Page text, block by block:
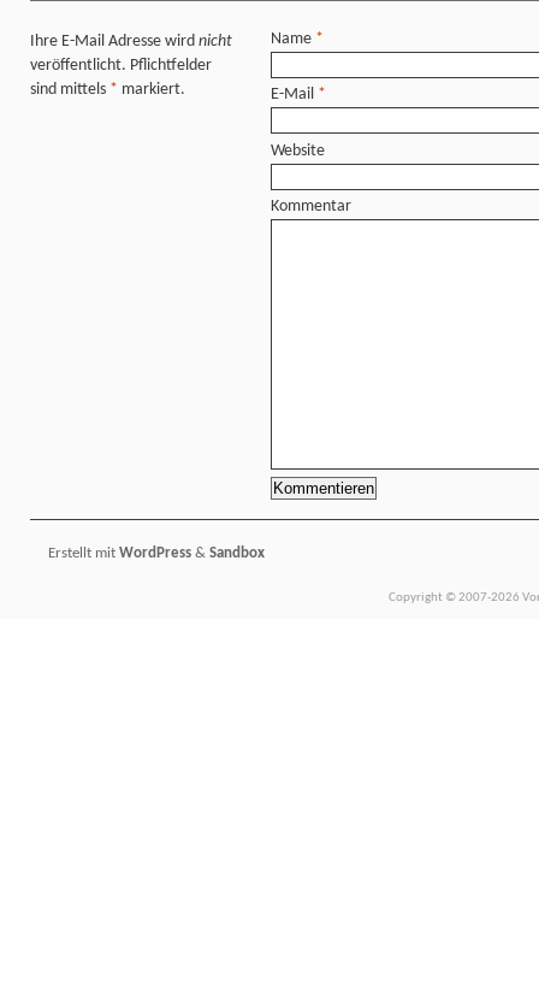
Ihre E-Mail Adresse wird nicht
veröffentlicht. Pflichtfelder
sind mittels * markiert.
Name *
E-Mail *
Website
Kommentar
Erstellt mit WordPress & Sandbox
Copyright © 2007-2026